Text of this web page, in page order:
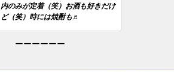
のみが定着（笑）お酒も好きだけ
ど（笑）時には焼酎も♬
ーーーーーー